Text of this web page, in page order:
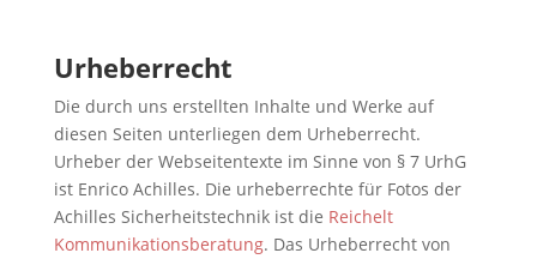
Urheberrecht
Die durch uns erstellten Inhalte und Werke auf
diesen Seiten unterliegen dem Urheberrecht.
Urheber der Webseitentexte im Sinne von § 7 UrhG
ist Enrico Achilles. Die urheberrechte für Fotos der
Achilles Sicherheitstechnik ist die Reichelt
Kommunikationsberatung. Das Urheberrecht von